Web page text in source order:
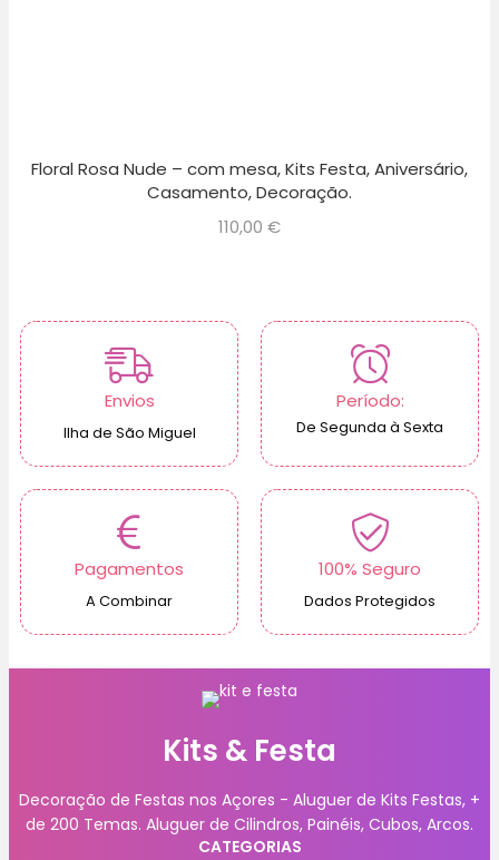
Floral Rosa Nude – com mesa, Kits Festa, Aniversário,
Casamento, Decoração.
110,00 €
Envios
Ilha de São Miguel
Período:
De Segunda à Sexta
Pagamentos
A Combinar
100% Seguro
Dados Protegidos
Kits & Festa
Decoração de Festas nos Açores - Aluguer de Kits Festas, +
de 200 Temas. Aluguer de Cilindros, Painéis, Cubos, Arcos.
CATEGORIAS